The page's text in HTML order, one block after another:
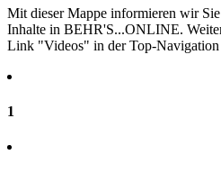
Mit dieser Mappe informieren wir
Inhalte in BEHR'S...ONLINE.
Link "Videos" in der Top-Navigation
1